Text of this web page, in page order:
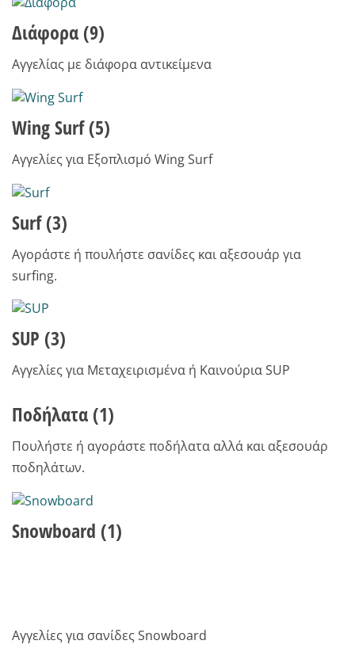
Διάφορα (9)
Αγγελίας με διάφορα αντικείμενα
Wing Surf(5)
Αγγελίες για Εξοπλισμό Wing Surf
Surf(3)
Αγοράστε ή πουλήστε σανίδες και αξεσουάρ για
surfing.
SUP (3)
Αγγελίες για Μεταχειρισμένα ή Καινούρια SUP
Ποδήλατα (1)
Πουλήστε ή αγοράστε ποδήλατα αλλά και αξεσουάρ
ποδηλάτων.
Snowboard (1)
Αγγελίες για σανίδες Snowboard